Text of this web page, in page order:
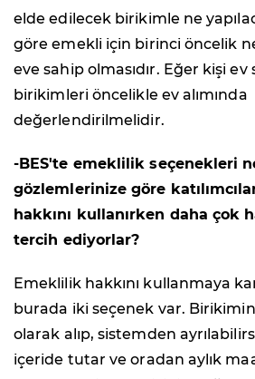
elde edilecek birikimle ne
göre emekli için birinci öncelik
eve sahip olmasıdır. Eğer kişi ev
birikimleri öncelikle ev alımında
değerlendirilmelidir.
-BES'te emeklilik seçenekleri
gözlemlerinize göre
hakkını kullanırken daha çok
tercih ediyorlar?
Emeklilik hakkını kullanmaya
burada iki seçenek var.
olarak alıp, sistemden
içeride tutar ve oradan aylık